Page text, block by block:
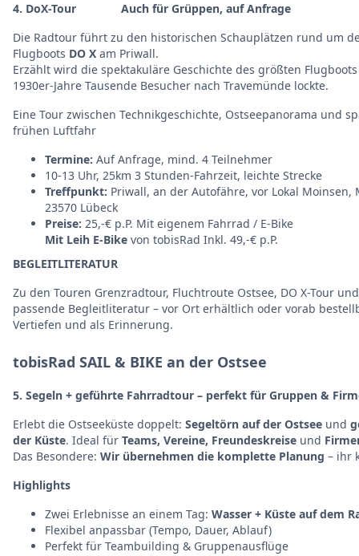
4. DoX-Tour Auch für Grüppen, auf Anfrage
Die Radtour führt zu den historischen Schauplätzen rund um
Flugboots DO X am Priwall.
Erzählt wird die spektakuläre Geschichte des größten
1930er-Jahre Tausende Besucher nach Travemünde lockte.
Eine Tour zwischen Technikgeschichte, Ostseepanorama und
frühen Luftfahr
Termine: Auf Anfrage, mind. 4 Teilnehmer
10-13 Uhr, 25km 3 Stunden-Fahrzeit, leichte Strecke
Treffpunkt: Priwall, an der Autofähre, vor Lokal Moinsen,
23570 Lübeck
Preise: 25,-€ p.P. Mit eigenem Fahrrad / E-Bike
Mit Leih E-Bike von tobisRad Inkl. 49,-€ p.P.
BEGLEITLITERATUR
Zu den Touren Grenzradtour, Fluchtroute Ostsee, DO X-Tour
passende Begleitliteratur – vor Ort erhältlich oder vorab
Vertiefen und als Erinnerung.
tobisRad SAIL & BIKE an der Ostsee
5. Segeln + geführte Fahrradtour – perfekt für Gruppen &
Erlebt die Ostseeküste doppelt: Segeltörn auf der Ostsee und
der Küste. Ideal für Teams, Vereine, Freundeskreise und
Das Besondere: Wir übernehmen die komplette Planung – ihr
Highlights
Zwei Erlebnisse an einem Tag: Wasser + Küste auf dem
Flexibel anpassbar (Tempo, Dauer, Ablauf)
Perfekt für Teambuilding & Gruppenausflüge